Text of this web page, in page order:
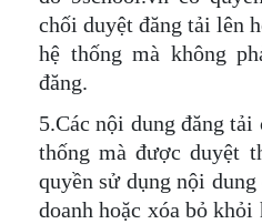
chối duyệt đăng tải lên
hệ thống mà không
đăng.
5.Các nội dung đăng
thống mà được duyệt
quyền sử dụng nội
doanh hoặc xóa bỏ